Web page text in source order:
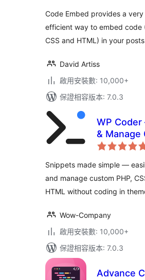
Code Embed provides a
efficient way to embed code
CSS and HTML) in your
David Artiss
啟用安裝數: 10,000+
保證相容版本: 7.0.3
WP Coder
& Manage
Snippets
Snippets made simple —
and manage custom PHP,
HTML without coding in
Wow-Company
啟用安裝數: 10,000+
保證相容版本: 7.0.3
Advance